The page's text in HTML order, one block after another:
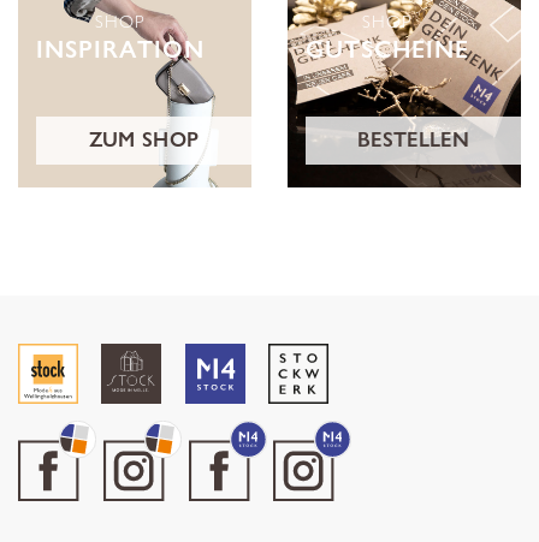
SHOP
INSPIRATION
ZUM SHOP
SHOP
GUTSCHEINE
BESTELLEN